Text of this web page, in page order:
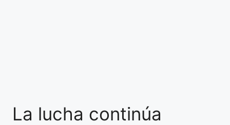
La lucha continúa